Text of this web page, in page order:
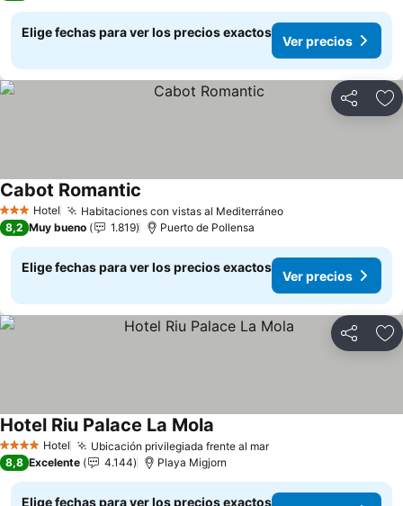
Elige fechas para ver los precios exactos
Ver precios
Compartir
3 Estrellas
Hotel Habitaciones con vistas al Mediterráneo
Cabot Romantic
8,2 Muy bueno 1.819 Puerto de Pollensa
Elige fechas para ver los precios exactos
Ver precios
Compartir
4 EstrellasHotel Ubicación privilegiada frente al mar
Hotel Riu Palace La Mola
8,8 Excelente 4.144 Playa Migjorn
Elige fechas para ver los precios exactos